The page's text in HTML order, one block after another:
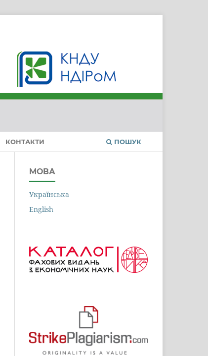
КОНТАКТИ ПОШУК
МОВА
Українська
English